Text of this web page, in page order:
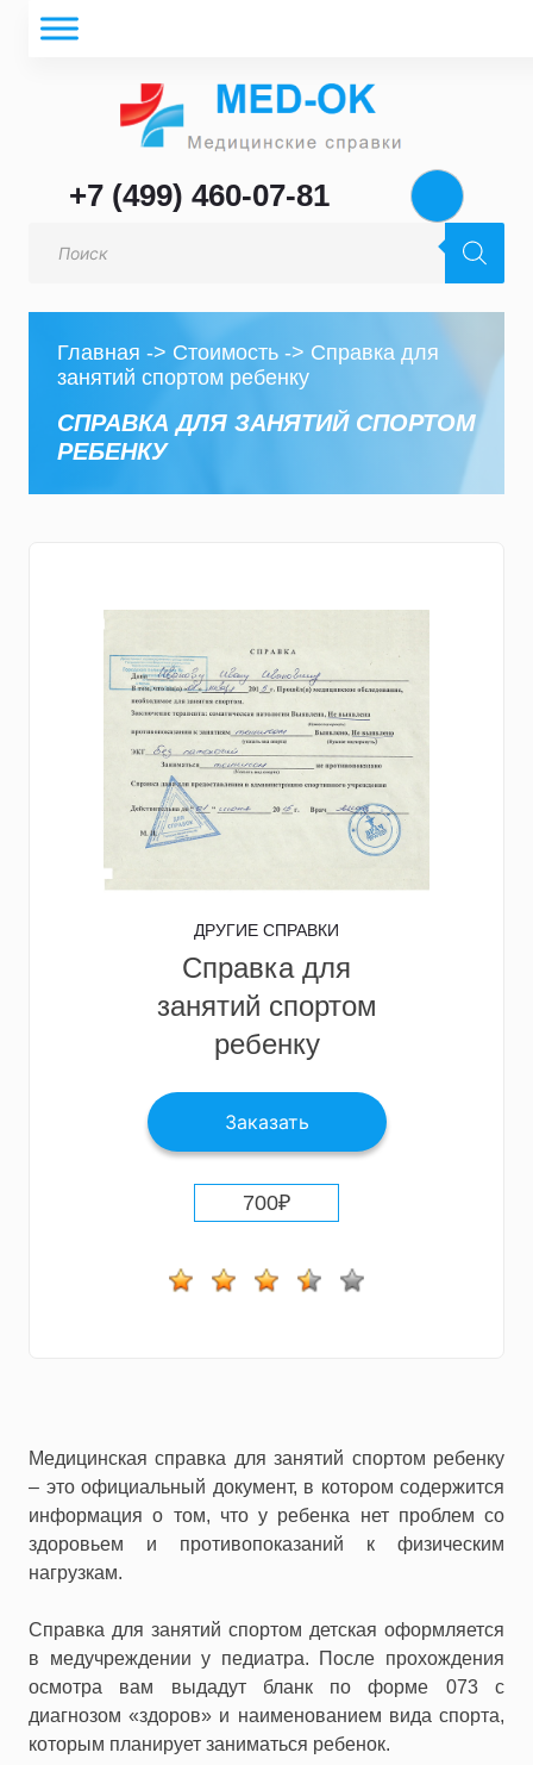
+7 (499) 460-07-81
товаров
Главная -> Стоимость -> Справка для
занятий спортом ребенку
СПРАВКА ДЛЯ ЗАНЯТИЙ СПОРТОМ
РЕБЕНКУ
ДРУГИЕ СПРАВКИ
Справка для
занятий спортом
ребенку
Заказать
700₽
Медицинская справка для занятий спортом ребенку
– это официальный документ, в котором содержится
информация о том, что у ребенка нет проблем со
здоровьем и противопоказаний к физическим
нагрузкам.
Справка для занятий спортом детская оформляется
в медучреждении у педиатра. После прохождения
осмотра вам выдадут бланк по форме 073 с
диагнозом «здоров» и наименованием вида спорта,
которым планирует заниматься ребенок.